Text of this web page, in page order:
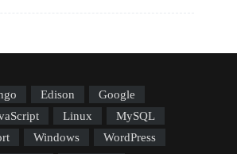
Edison
Google
Linux
MySQL
Windows
WordPress